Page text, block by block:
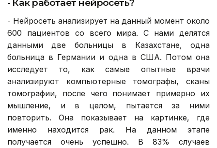
- Как работает нейросеть?
- Нейросеть анализирует на данный момент около
600 пациентов со всего мира. С нами делятся
данными две больницы в Казахстане, одна
больница в Германии и одна в США. Потом она
исследует то, как самые опытные врачи
анализируют компьютерные томографы, сканы
томографии, после чего понимает примерно их
мышление, и в целом, пытается за ними
повторить. Она показывает на картинке, где
именно находится рак. На данном этапе
получается очень успешно. В 83% случаев